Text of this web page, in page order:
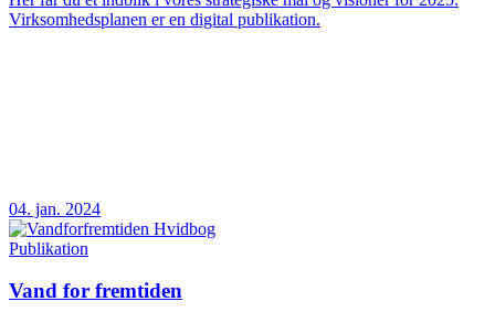
Virksomhedsplanen er en digital publikation.
04. jan. 2024
Publikation
Vand for fremtiden